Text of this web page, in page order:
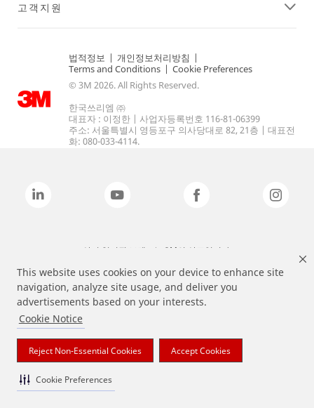
This website uses cookies on your device to enhance site
navigation, analyze site usage, and deliver you
advertisements based on your interests.
Cookie Notice
Reject Non-Essential Cookies Accept Cookies
Cookie Preferences
고객지원
법적정보 | 개인정보처리방침 |
Terms and Conditions | Cookie Preferences
© 3M 2026. All Rights Reserved.
한국쓰리엠 ㈜
대표자 : 이정한 | 사업자등록번호 116-81-06399
주소: 서울특별시 영등포구 의사당대로 82, 21층 | 대표전
화: 080-033-4114.
상기 열거된 브랜드는 3M의 상표입니다.